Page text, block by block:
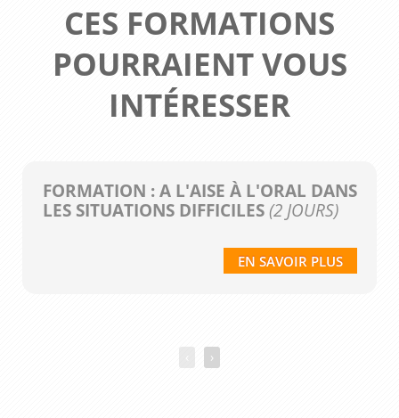
CES FORMATIONS
POURRAIENT VOUS
INTÉRESSER
FORMATION : A L'AISE À L'ORAL DANS
LES SITUATIONS DIFFICILES(2 JOURS)
EN SAVOIR PLUS
›